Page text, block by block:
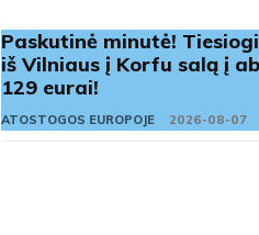
Paskutinė minutė!
iš Vilniaus į Korfu salą į
129 eurai!
ATOSTOGOS EUROPOJE 2026-08-07